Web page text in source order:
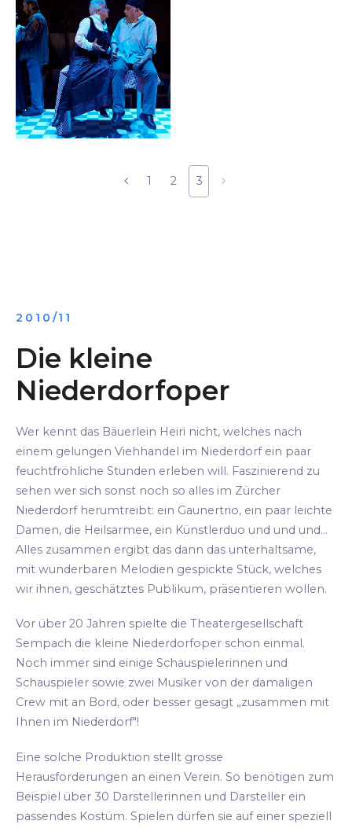
1 2 3
2010/11
Die kleine
Niederdorfoper
Wer kennt das Bäuerlein Heiri nicht, welches nach
einem gelungen Viehhandel im Niederdorf ein paar
feuchtfröhliche Stunden erleben will. Faszinierend zu
sehen wer sich sonst noch so alles im Zürcher
Niederdorf herumtreibt: ein Gaunertrio, ein paar leichte
Damen, die Heilsarmee, ein Künstlerduo und und und...
Alles zusammen ergibt das dann das unterhaltsame,
mit wunderbaren Melodien gespickte Stück, welches
wir ihnen, geschätztes Publikum, präsentieren wollen.
Vor über 20 Jahren spielte die Theatergesellschaft
Sempach die kleine Niederdorfoper schon einmal.
Noch immer sind einige Schauspielerinnen und
Schauspieler sowie zwei Musiker von der damaligen
Crew mit an Bord, oder besser gesagt „zusammen mit
Ihnen im Niederdorf"!
Eine solche Produktion stellt grosse
Herausforderungen an einen Verein. So benötigen zum
Beispiel über 30 Darstellerinnen und Darsteller ein
passendes Kostüm. Spielen dürfen sie auf einer speziell